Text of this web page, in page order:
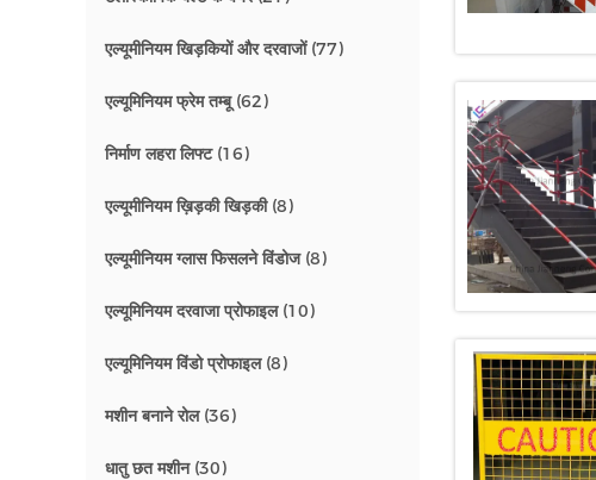
एल्यूमीनियम खिड़कियों और दरवाजों(77)
एल्यूमिनियम फ्रेम तम्बू(62)
निर्माण लहरा लिफ्ट(16)
एल्यूमीनियम ख़िड़की खिड़की(8)
एल्यूमीनियम ग्लास फिसलने विंडोज(8)
एल्यूमिनियम दरवाजा प्रोफाइल(10)
एल्यूमिनियम विंडो प्रोफाइल(8)
मशीन बनाने रोल(36)
धातु छत मशीन(30)